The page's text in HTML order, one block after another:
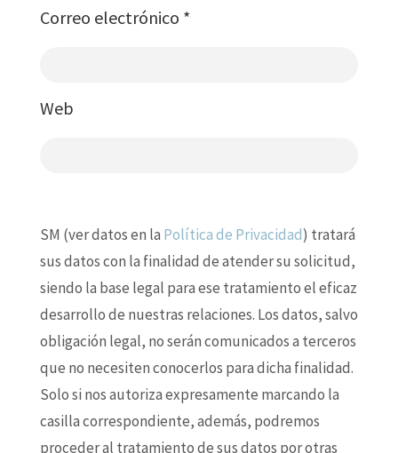
Correo electrónico *
Web
SM (ver datos en la Política de Privacidad) tratará
sus datos con la finalidad de atender su solicitud,
siendo la base legal para ese tratamiento el eficaz
desarrollo de nuestras relaciones. Los datos, salvo
obligación legal, no serán comunicados a terceros
que no necesiten conocerlos para dicha finalidad.
Solo si nos autoriza expresamente marcando la
casilla correspondiente, además, podremos
proceder al tratamiento de sus datos por otras